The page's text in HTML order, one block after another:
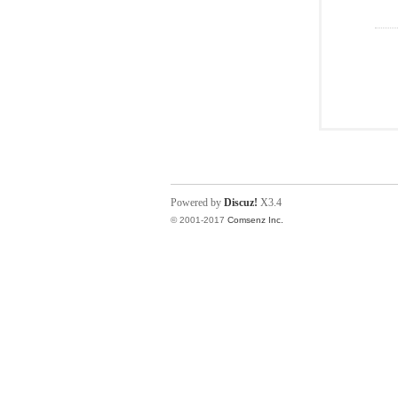
Powered by Discuz! X3.4
© 2001-2017 Comsenz Inc.